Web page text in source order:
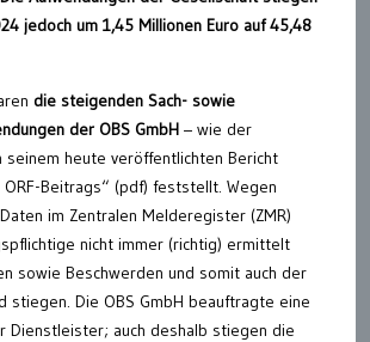
jedoch um 1,45 Millionen Euro auf 45,48
die steigenden Sach- sowie
der OBS GmbH – wie der
seinem heute veröffentlichten Bericht
ORF-Beitrags“ (pdf) feststellt. Wegen
im Zentralen Melderegister (ZMR)
nicht immer (richtig) ermittelt
sowie Beschwerden und somit auch der
stiegen. Die OBS GmbH beauftragte eine
Dienstleister; auch deshalb stiegen die